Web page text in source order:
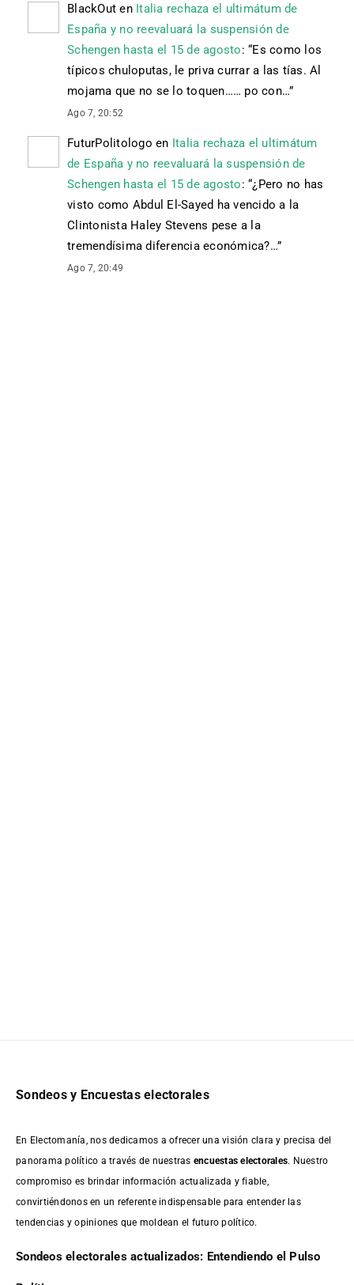
BlackOut en Italia rechaza el ultimátum de
España y no reevaluará la suspensión de
Schengen hasta el 15 de agosto: “Es como los
típicos chuloputas, le priva currar a las tías. Al
mojama que no se lo toquen…… po con…”
Ago 7, 20:52
FuturPolitologo en Italia rechaza el ultimátum
de España y no reevaluará la suspensión de
Schengen hasta el 15 de agosto: “¿Pero no has
visto como Abdul El-Sayed ha vencido a la
Clintonista Haley Stevens pese a la
tremendísima diferencia económica?…”
Ago 7, 20:49
Sondeos y Encuestas electorales
En Electomanía, nos dedicamos a ofrecer una visión clara y precisa del
panorama político a través de nuestras encuestas electorales. Nuestro
compromiso es brindar información actualizada y fiable,
convirtiéndonos en un referente indispensable para entender las
tendencias y opiniones que moldean el futuro político.
Sondeos electorales actualizados: Entendiendo el Pulso